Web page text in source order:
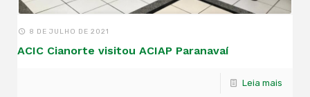
8 DE JULHO DE 2021
ACIC Cianorte visitou ACIAP Paranavaí
Leia mais